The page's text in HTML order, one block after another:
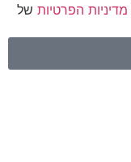
מדיניות הפרטיות של